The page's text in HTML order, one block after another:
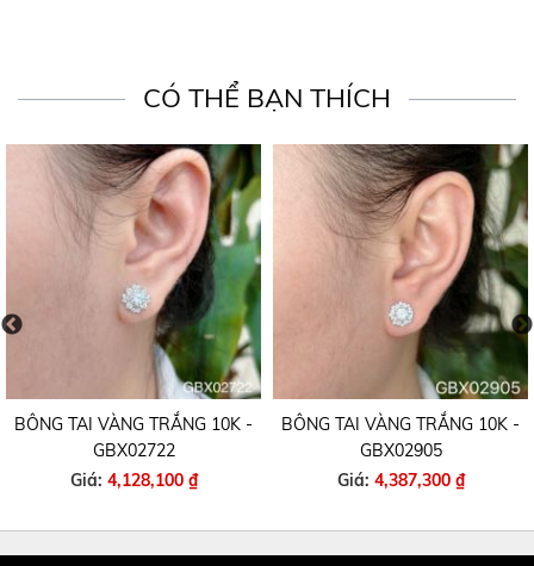
CÓ THỂ BẠN THÍCH
BÔNG TAI VÀNG TRẮNG 10K -
GBX02722
Giá: 4,128,100 ₫
BÔNG TAI VÀNG TRẮNG 10K -
GBX02905
Giá: 4,387,300 ₫